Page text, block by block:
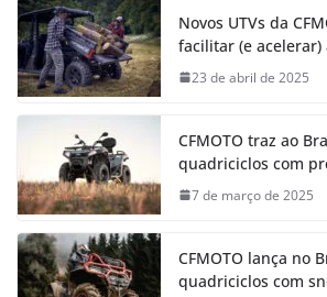
Novos UTVs da
facilitar (e acelerar)
23 de abril de 2025
CFMOTO traz ao
quadriciclos com
7 de março de 2025
CFMOTO lança no
quadriciclos com